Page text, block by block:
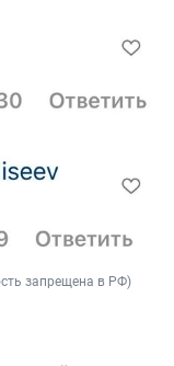
запрещена в РФ)